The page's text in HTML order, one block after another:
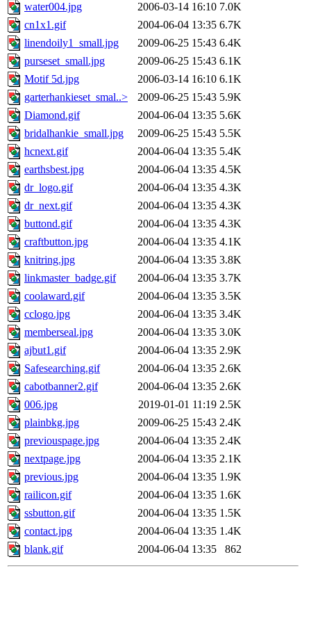
water004.jpg
2006-03-14 16:10 7.0K
cn1x1.gif
2004-06-04 13:35 6.7K
linendoily1_small.jpg
2009-06-25 15:43 6.4K
purseset_small.jpg
2009-06-25 15:43 6.1K
Motif 5d.jpg
2006-03-14 16:10 6.1K
garterhankieset_smal..>
2009-06-25 15:43 5.9K
Diamond.gif
2004-06-04 13:35 5.6K
bridalhankie_small.jpg
2009-06-25 15:43 5.5K
hcnext.gif
2004-06-04 13:35 5.4K
earthsbest.jpg
2004-06-04 13:35 4.5K
dr_logo.gif
2004-06-04 13:35 4.3K
dr_next.gif
2004-06-04 13:35 4.3K
buttond.gif
2004-06-04 13:35 4.3K
craftbutton.jpg
2004-06-04 13:35 4.1K
knitring.jpg
2004-06-04 13:35 3.8K
linkmaster_badge.gif
2004-06-04 13:35 3.7K
coolaward.gif
2004-06-04 13:35 3.5K
cclogo.jpg
2004-06-04 13:35 3.4K
memberseal.jpg
2004-06-04 13:35 3.0K
ajbut1.gif
2004-06-04 13:35 2.9K
Safesearching.gif
2004-06-04 13:35 2.6K
cabotbanner2.gif
2004-06-04 13:35 2.6K
006.jpg
2019-01-01 11:19 2.5K
plainbkg.jpg
2009-06-25 15:43 2.4K
previouspage.jpg
2004-06-04 13:35 2.4K
nextpage.jpg
2004-06-04 13:35 2.1K
previous.jpg
2004-06-04 13:35 1.9K
railicon.gif
2004-06-04 13:35 1.6K
ssbutton.gif
2004-06-04 13:35 1.5K
contact.jpg
2004-06-04 13:35 1.4K
blank.gif
2004-06-04 13:35 862